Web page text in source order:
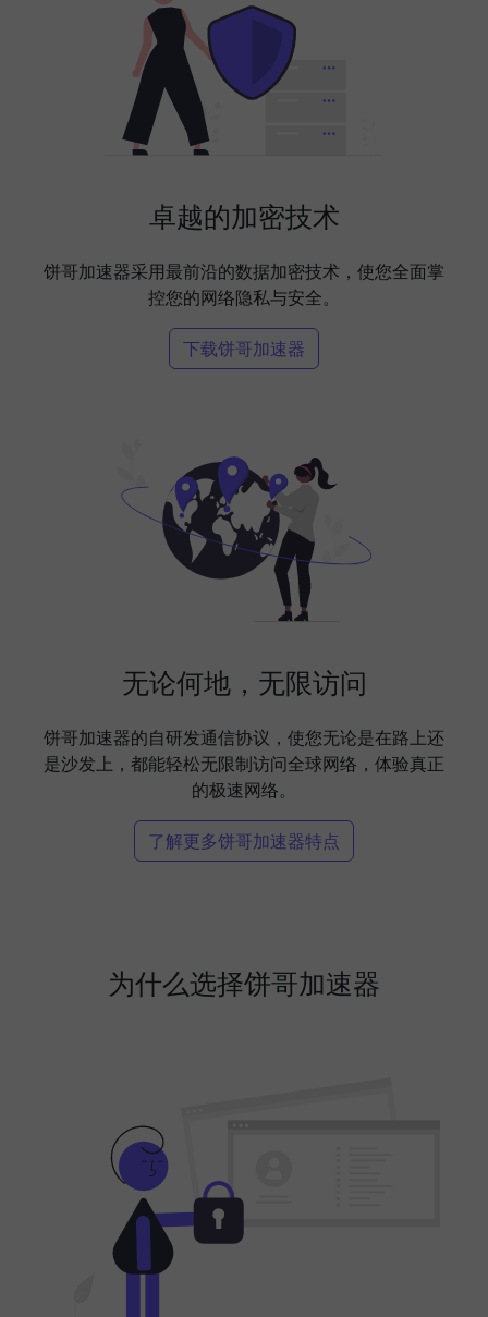
卓越的加密技术
饼哥加速器采用最前沿的数据加密技术，使您全面掌
控您的网络隐私与安全。
下载饼哥加速器
无论何地，无限访问
饼哥加速器的自研发通信协议，使您无论是在路上还
是沙发上，都能轻松无限制访问全球网络，体验真正
的极速网络。
了解更多饼哥加速器特点
为什么选择饼哥加速器